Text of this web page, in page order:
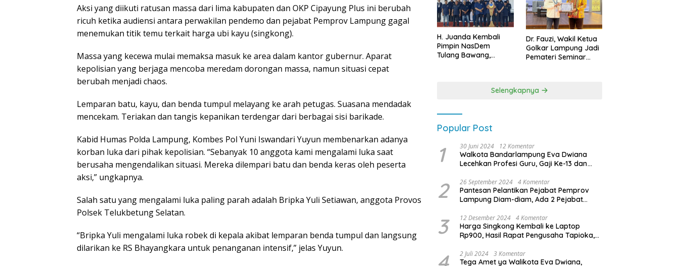
Aksi yang diikuti ratusan massa dari lima kabupaten dan OKP Cipayung Plus ini berubah
ricuh ketika audiensi antara perwakilan pendemo dan pejabat Pemprov Lampung gagal
menemukan titik temu terkait harga ubi kayu (singkong).
Massa yang kecewa mulai memaksa masuk ke area dalam kantor gubernur. Aparat
kepolisian yang berjaga mencoba meredam dorongan massa, namun situasi cepat
berubah menjadi chaos.
Lemparan batu, kayu, dan benda tumpul melayang ke arah petugas. Suasana mendadak
mencekam. Teriakan dan tangis kepanikan terdengar dari berbagai sisi barikade.
Kabid Humas Polda Lampung, Kombes Pol Yuni Iswandari Yuyun membenarkan adanya
korban luka dari pihak kepolisian. “Sebanyak 10 anggota kami mengalami luka saat
berusaha mengendalikan situasi. Mereka dilempari batu dan benda keras oleh peserta
aksi,” ungkapnya.
Salah satu yang mengalami luka paling parah adalah Bripka Yuli Setiawan, anggota Provos
Polsek Telukbetung Selatan.
“Bripka Yuli mengalami luka robek di kepala akibat lemparan benda tumpul dan langsung
dilarikan ke RS Bhayangkara untuk penanganan intensif,” jelas Yuyun.
H. Juanda Kembali
Pimpin NasDem
Tulang Bawang,
Dr. Fauzi, Wakil Ketua
Golkar Lampung Jadi
Pemateri Seminar
Kebangsaan
Selengkapnya
Popular Post
1 30 Juni 2024 12 Komentar
Walkota Bandarlampung Eva Dwiana
Lecehkan Profesi Guru, Gaji Ke-13 dan
2 26 September 2024 4 Komentar
Pantesan Pelantikan Pejabat Pemprov
Lampung Diam-diam, Ada 2 Pejabat
3 12 Desember 2024 4 Komentar
Harga Singkong Kembali ke Laptop
Rp900, Hasil Rapat Pengusaha Tapioka,
Lampung
2 Juli 2024 3 Komentar
Tega Amet ya Walikota Eva Dwiana,